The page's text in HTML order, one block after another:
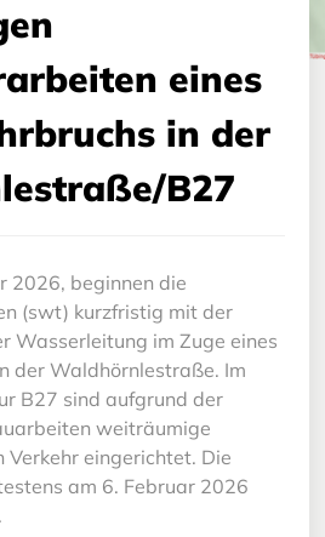
eines
in der
B27
2026, beginnen die
(swt) kurzfristig mit der
Wasserleitung im Zuge eines
der Waldhörnlestraße. Im
B27 sind aufgrund der
weiträumige
Verkehr eingerichtet. Die
am 6. Februar 2026